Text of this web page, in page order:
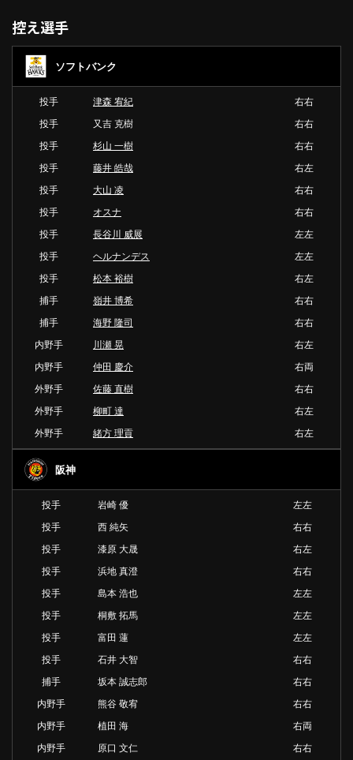
控え選手
ソフトバンク
投手 津森 宥紀
右右
投手
又吉 克樹
右右
投手
杉山 一樹
右右
投手
藤井 皓哉
右左
投手
大山 凌
右右
投手
オスナ
右右
投手
長谷川 威展
左左
投手
ヘルナンデス
左左
投手
松本 裕樹
右左
捕手
嶺井 博希
右右
捕手
海野 隆司
右右
内野手
川瀬 晃
右左
内野手
仲田 慶介
右両
外野手
佐藤 直樹
右右
外野手
柳町 達
右左
外野手
緒方 理貢 右左
阪神
投手 岩崎 優
左左
投手
西 純矢
右右
投手
漆原 大晟
右左
投手
浜地 真澄
右右
投手
島本 浩也
左左
投手
桐敷 拓馬
左左
投手
富田 蓮
左左
投手
石井 大智
右右
捕手
坂本 誠志郎
右右
内野手
熊谷 敬宥
右右
内野手
植田 海
右両
内野手
原口 文仁
右右